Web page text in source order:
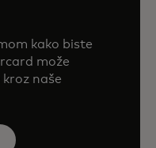
kako biste
može
naše